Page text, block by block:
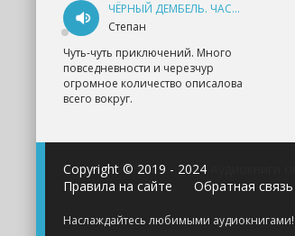
ЧЁРНЫЙ ДЕМБЕЛЬ. ЧАСТЬ 1 - АНДРЕЙ ФЕДИН
Степан
Чуть-чуть приключений. Много
повседневности и черезчур
огромное количество описалова
всего вокруг.
Copyright © 2019 - 2024
Правила на сайте
Обратная связь
Наслаждайтесь любимыми аудиокнигами!